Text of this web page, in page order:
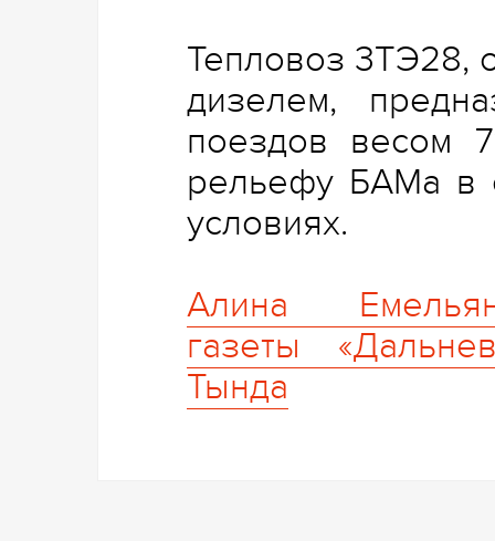
Тепловоз 3ТЭ28,
дизелем,
поездов весом
рельефу БАМа в
условиях. ­
Алина
газеты
Тында